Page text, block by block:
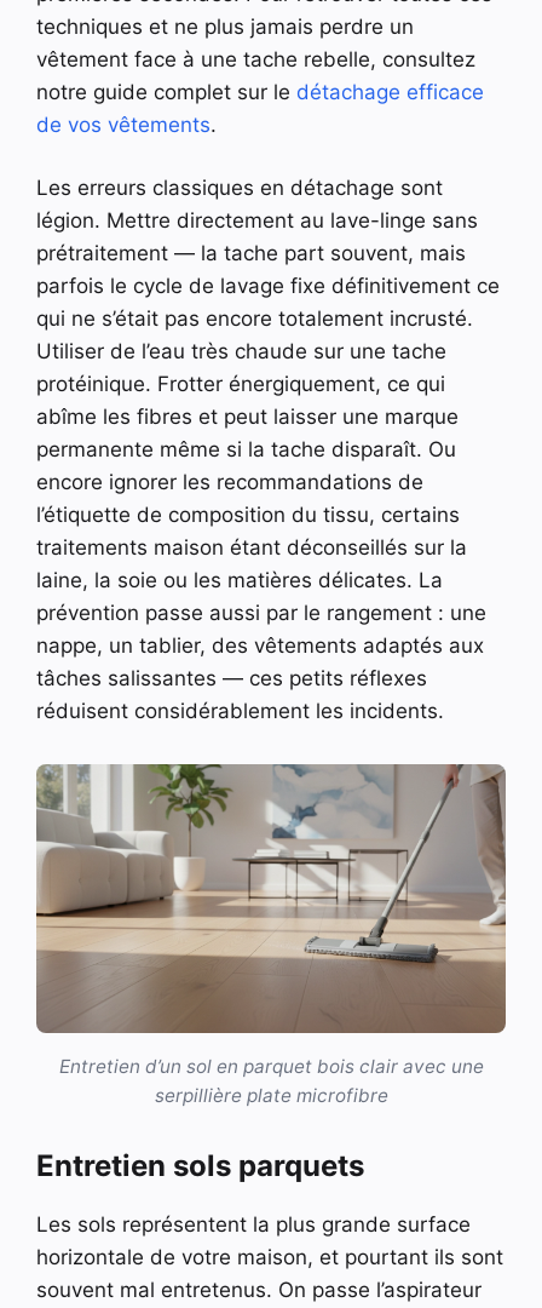
techniques et ne plus jamais perdre un
vêtement face à une tache rebelle, consultez
notre guide complet sur le détachage efficace
de vos vêtements.
Les erreurs classiques en détachage sont
légion. Mettre directement au lave-linge sans
prétraitement — la tache part souvent, mais
parfois le cycle de lavage fixe définitivement ce
qui ne s’était pas encore totalement incrusté.
Utiliser de l’eau très chaude sur une tache
protéinique. Frotter énergiquement, ce qui
abîme les fibres et peut laisser une marque
permanente même si la tache disparaît. Ou
encore ignorer les recommandations de
l’étiquette de composition du tissu, certains
traitements maison étant déconseillés sur la
laine, la soie ou les matières délicates. La
prévention passe aussi par le rangement : une
nappe, un tablier, des vêtements adaptés aux
tâches salissantes — ces petits réflexes
réduisent considérablement les incidents.
Entretien d’un sol en parquet bois clair avec une
serpillière plate microfibre
Entretien sols parquets
Les sols représentent la plus grande surface
horizontale de votre maison, et pourtant ils sont
souvent mal entretenus. On passe l’aspirateur